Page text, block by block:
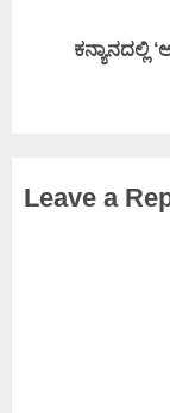
ಕನ್ಯಾನದಲ್ಲಿ
Leave a